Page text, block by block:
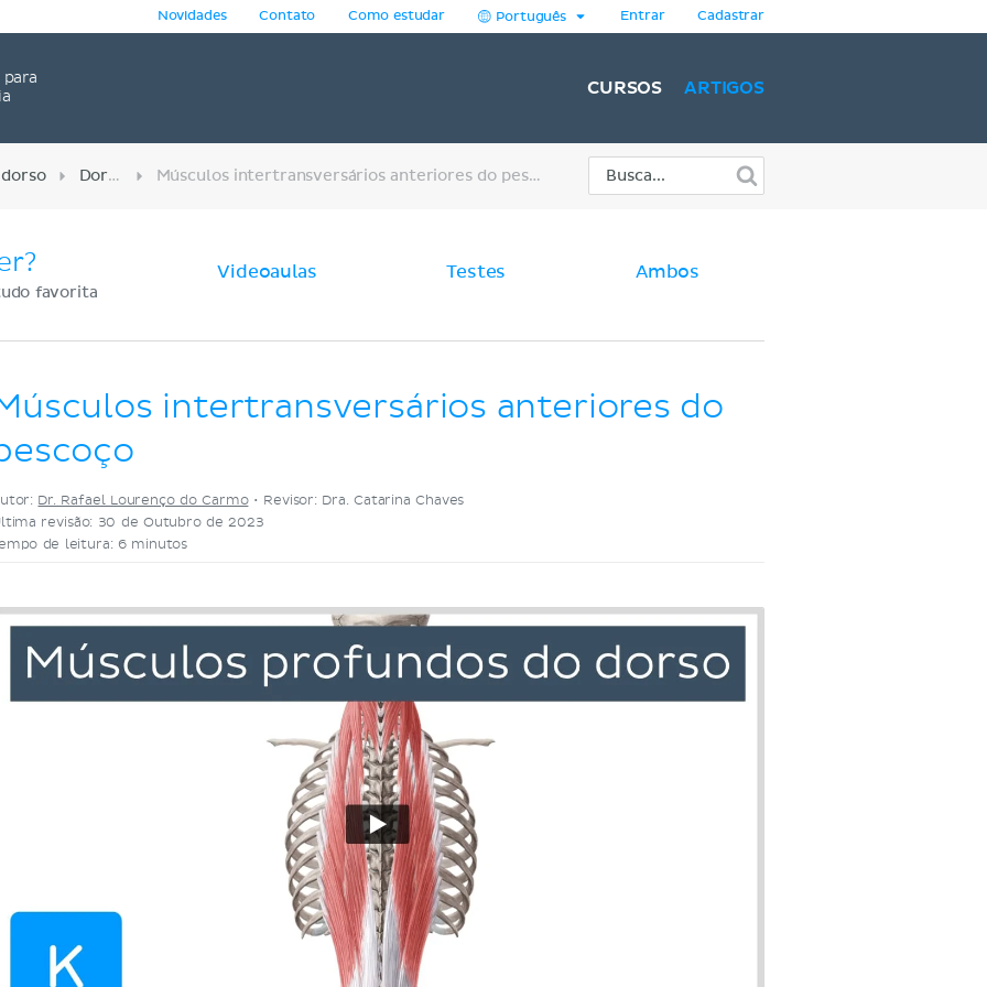
para
Novidades Contato Como estudar Português Entrar Cadastrar
CURSOS ARTIGOS
Dorso Músculos intertransversários anteriores do pescoço
favorita
Videoaulas Testes Ambos
intertransversários anteriores do
Dr. Rafael Lourenço do Carmo• Revisor: Dra. Catarina Chaves
revisão: 30 de Outubro de 2023
de leitura: 6 minutos